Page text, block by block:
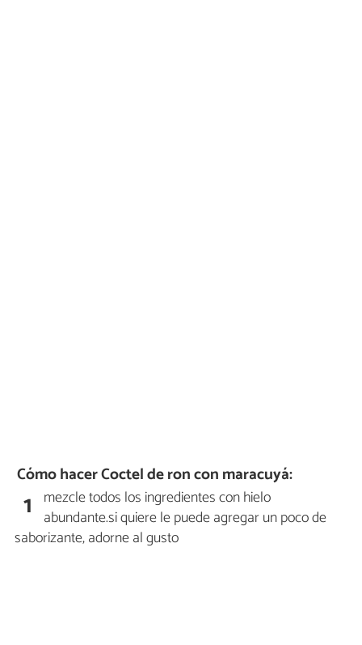
Cómo hacer Coctel de ron con maracuyá:
1 mezcle todos los ingredientes con hielo
abundante.si quiere le puede agregar un poco de
saborizante, adorne al gusto